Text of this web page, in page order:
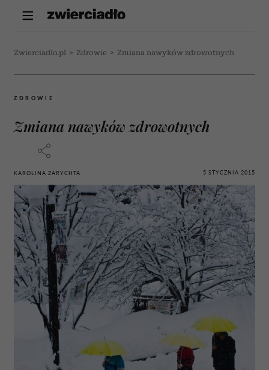
Zwierciadlo.pl > Zdrowie > Zmiana nawyków zdrowotnych
ZDROWIE
Zmiana nawyków zdrowotnych
KAROLINA ZARYCHTA 5 STYCZNIA 2015